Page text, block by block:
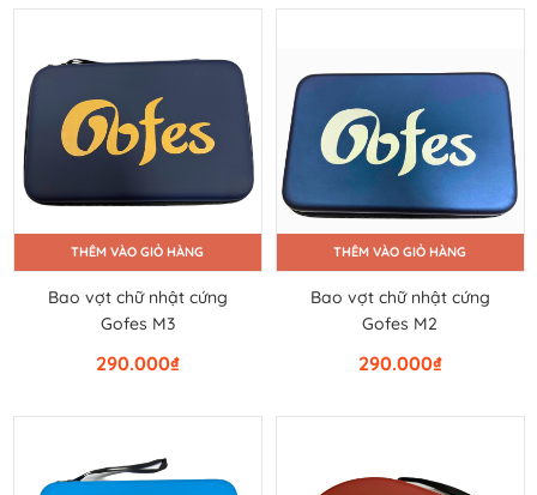
THÊM VÀO GIỎ HÀNG
Bao vợt chữ nhật cứng
Gofes M3
₫
290.000
THÊM VÀO GIỎ HÀNG
Bao vợt chữ nhật cứng
Gofes M2
₫
290.000